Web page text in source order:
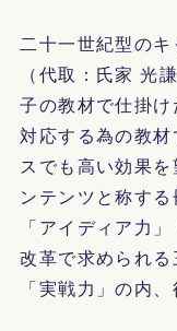
二十一世紀型の
（代取：氏家 光
子の教材で仕掛
対応する為の教
スでも高い効果
ンテンツと称する
「アイディア力
改革で求められる
「実戦力」の内